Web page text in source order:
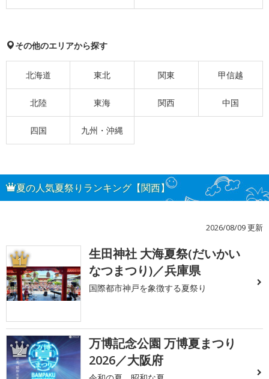
その他のエリアから探す
北海道 東北 関東 甲信越
北陸 東海 関西 中国
四国 九州・沖縄
夏の人気夏祭りランキング【関西】
2026/08/09 更新
1
生田神社 大海夏祭(だいかい
なつまつり)／兵庫県
国際都市神戸を象徴する夏祭り
2
万博記念公園 万博夏まつり
2026／大阪府